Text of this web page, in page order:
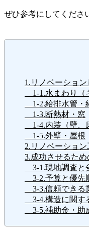
ぜひ参考にしてくださ
1.リノベーショ
1-1.水まわり（
1-2.給排水管・
1-3.断熱材・窓
1-4.内装（壁、
1-5.外壁・屋根
2.リノベーショ
3.成功させるため
3-1.現地調査と
3-2.予算と優先
3-3.信頼できる
3-4.構造に関す
3-5.補助金・助